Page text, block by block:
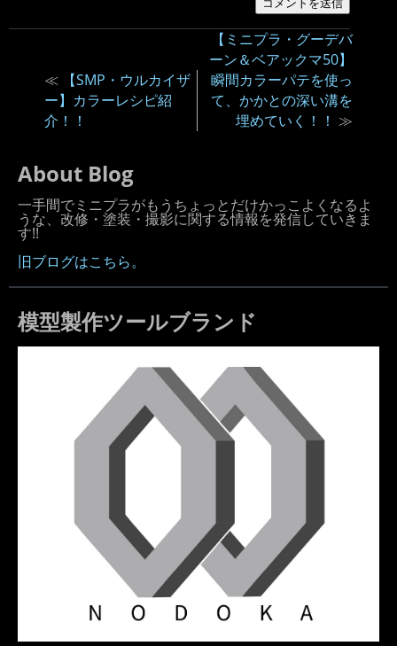
≪
【SMP・ウルカイザ
ー】カラーレシピ紹
介！！
【ミニプラ・グーデバ
ーン＆ベアックマ50】
瞬間カラーパテを使っ
て、かかとの深い溝を
埋めていく！！ ≫
About Blog
一手間でミニプラがもうちょっとだけかっこよくなるよ
うな、改修・塗装・撮影に関する情報を発信していきま
す!!
旧ブログはこちら。
模型製作ツールブランド